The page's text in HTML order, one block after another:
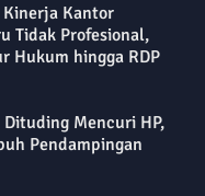
Kinerja Kantor
Tidak Profesional,
Hukum hingga RDP
Mencuri HP,
Pendampingan